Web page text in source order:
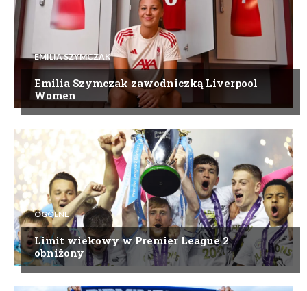
EMILIA SZYMCZAK
Emilia Szymczak zawodniczką Liverpool
Women
OGÓLNE
Limit wiekowy w Premier League 2
obniżony